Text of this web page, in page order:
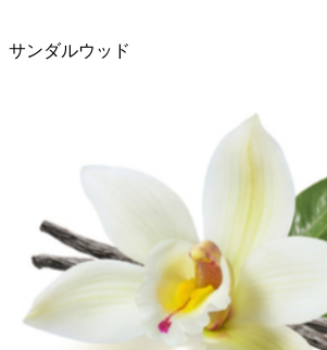
サンダルウッド